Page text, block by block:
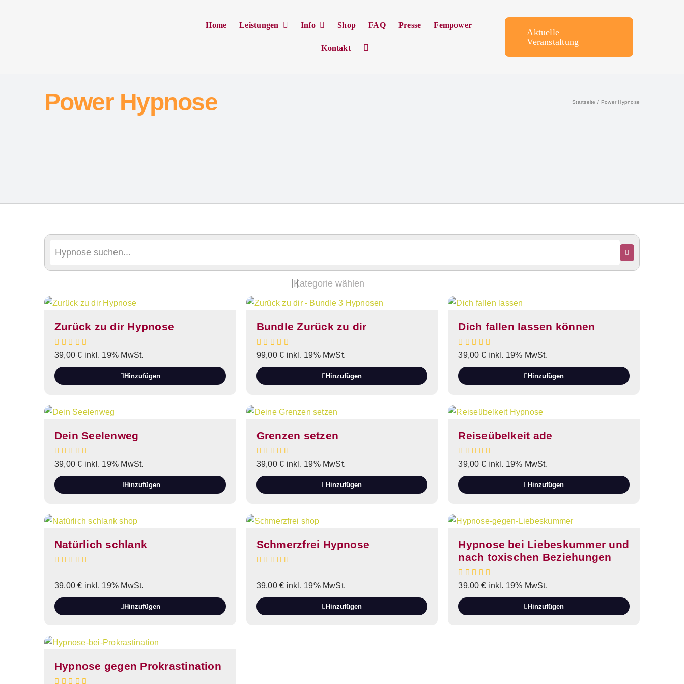
Home Leistungen Info Shop FAQ Presse Fempower
Kontakt
Aktuelle
Veranstaltung
Power Hypnose Startseite Power Hypnose
Zurück zu dir Hypnose
39,00€ inkl. 19% MwSt.
Hinzufügen
Bundle Zurück zu dir
99,00€ inkl. 19% MwSt.
Hinzufügen
Dich fallen lassen können
39,00 € inkl. 19% MwSt.
Hinzufügen
Dein Seelenweg
39,00€ inkl. 19% MwSt.
Hinzufügen
Grenzen setzen
39,00€ inkl. 19% MwSt.
Hinzufügen
Reiseübelkeit ade
39,00 € inkl. 19% MwSt.
Hinzufügen
Natürlich schlank
39,00€ inkl. 19% MwSt.
Hinzufügen
Schmerzfrei Hypnose
39,00€ inkl. 19% MwSt.
Hinzufügen
Hypnose bei Liebeskummer und
nach toxischen Beziehungen
39,00 € inkl. 19% MwSt.
Hinzufügen
Hypnose gegen Prokrastination